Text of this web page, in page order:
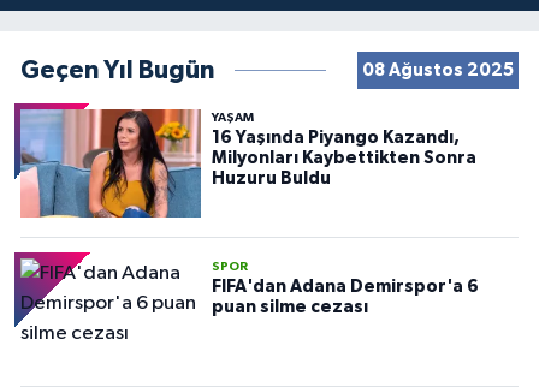
Geçen Yıl Bugün 08 Ağustos 2025
YAŞAM
16 Yaşında Piyango Kazandı,
Milyonları Kaybettikten Sonra
Huzuru Buldu
SPOR
FIFA'dan Adana Demirspor'a 6
puan silme cezası